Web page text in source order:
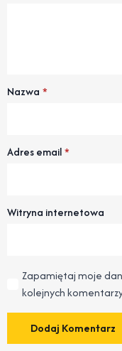
Nazwa *
Adres email*
Witryna internetowa
Zapamiętaj moje
kolejnych